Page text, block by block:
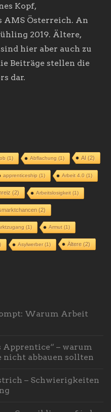
Kopf,
AMS Österreich. An
2019. Ältere,
hier aber auch zu
Beiträge stellen die
dar.
(1) Abflachung (1) AI (2)
apprenticeship (1) Arbeit 4.0 (1)
(2) Arbeitslosigkeit(1)
(2)
(1) Armut(1)
Asylwerber(1) Ältere(2)
Warum Arbeit
Apprentice“ – warum
abbauen sollten
– Schwierigkeiten